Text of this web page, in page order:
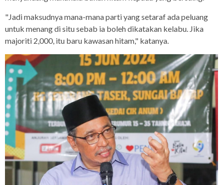
"Jadi maksudnya mana-mana parti yang setaraf ada peluang
untuk menang di situ sebab ia boleh dikatakan kelabu. Jika
majoriti 2,000, itu baru kawasan hitam," katanya.